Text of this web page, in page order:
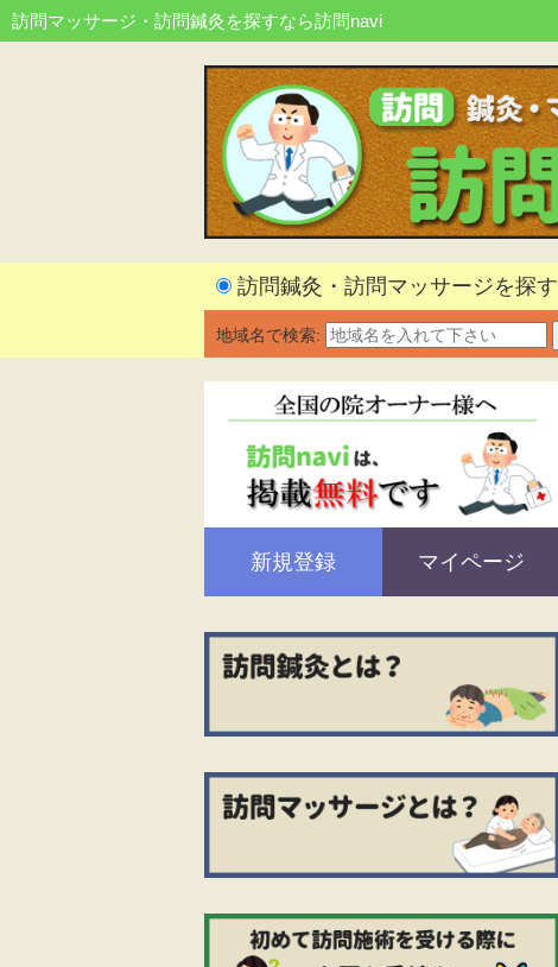
訪問マッサージ・訪問鍼灸を探すなら訪問navi
訪問鍼灸・訪問マッサージを探す
地域名で検索:
新規登録 マイページ